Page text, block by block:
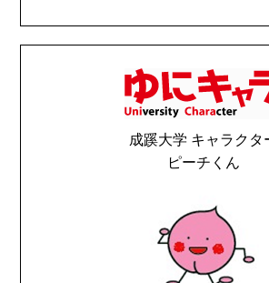
成蹊大学 キャラクタ
ピーチくん